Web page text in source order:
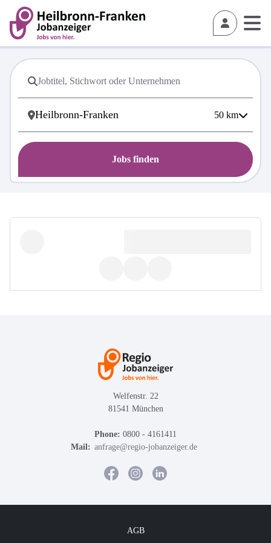
50 km
Jobs finden
Welfenstr. 22
81541 München
Phone: 0800 - 4161411
Mail: anfrage@regio-jobanzeiger.de
AGB